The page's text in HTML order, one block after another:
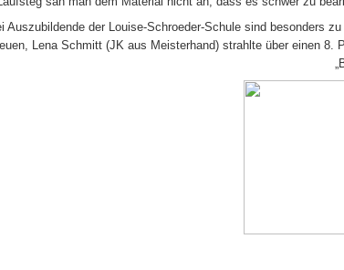
Auszubildende der Louise-Schroeder-Schule sind besonders
Lena Schmitt (JK aus Meisterhand) strahlte über einen